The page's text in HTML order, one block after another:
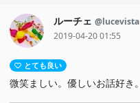
ルーチェ @lucevista
2019-04-20 01:55
とても良い
微笑ましい。優しいお話好き。